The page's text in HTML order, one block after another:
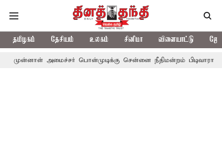
தமிழகம் தேசியம் உலகம் சினிமா விளையாட்டு
பொன்முடிக்கு சென்னை நீதிமன்றம் பிடிவாராண்ட்